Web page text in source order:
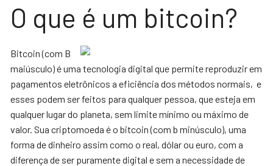
O que é um bitcoin?
Bitcoin (com B
maiúsculo) é uma tecnologia digital que permite reproduzir em
pagamentos eletrônicos a eficiência dos métodos normais, e
esses podem ser feitos para qualquer pessoa, que esteja em
qualquer lugar do planeta, sem limite mínimo ou máximo de
valor. Sua criptomoeda é o bitcoin (com b minúsculo), uma
forma de dinheiro assim como o real, dólar ou euro, com a
diferença de ser puramente digital e sem a necessidade de